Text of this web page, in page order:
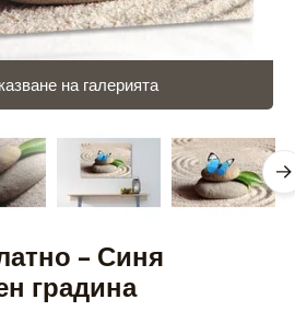
– Синя
градина
на галерията